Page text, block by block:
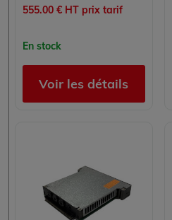
555.00 € HT prix tarif
En stock
Voir les détails